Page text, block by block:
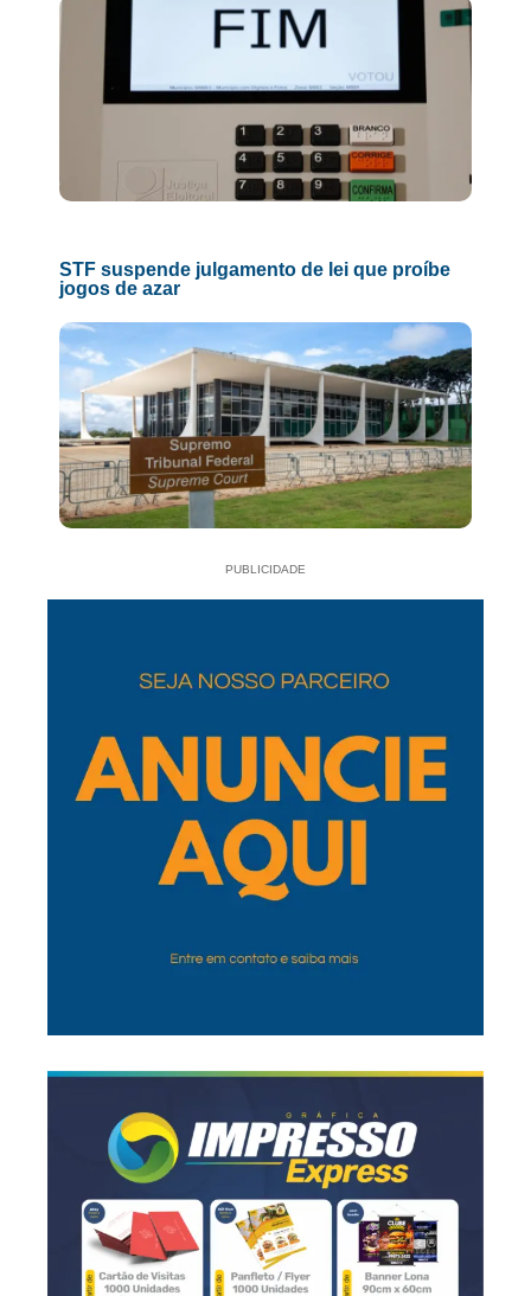
STF suspende julgamento de lei que proíbe
jogos de azar
PUBLICIDADE